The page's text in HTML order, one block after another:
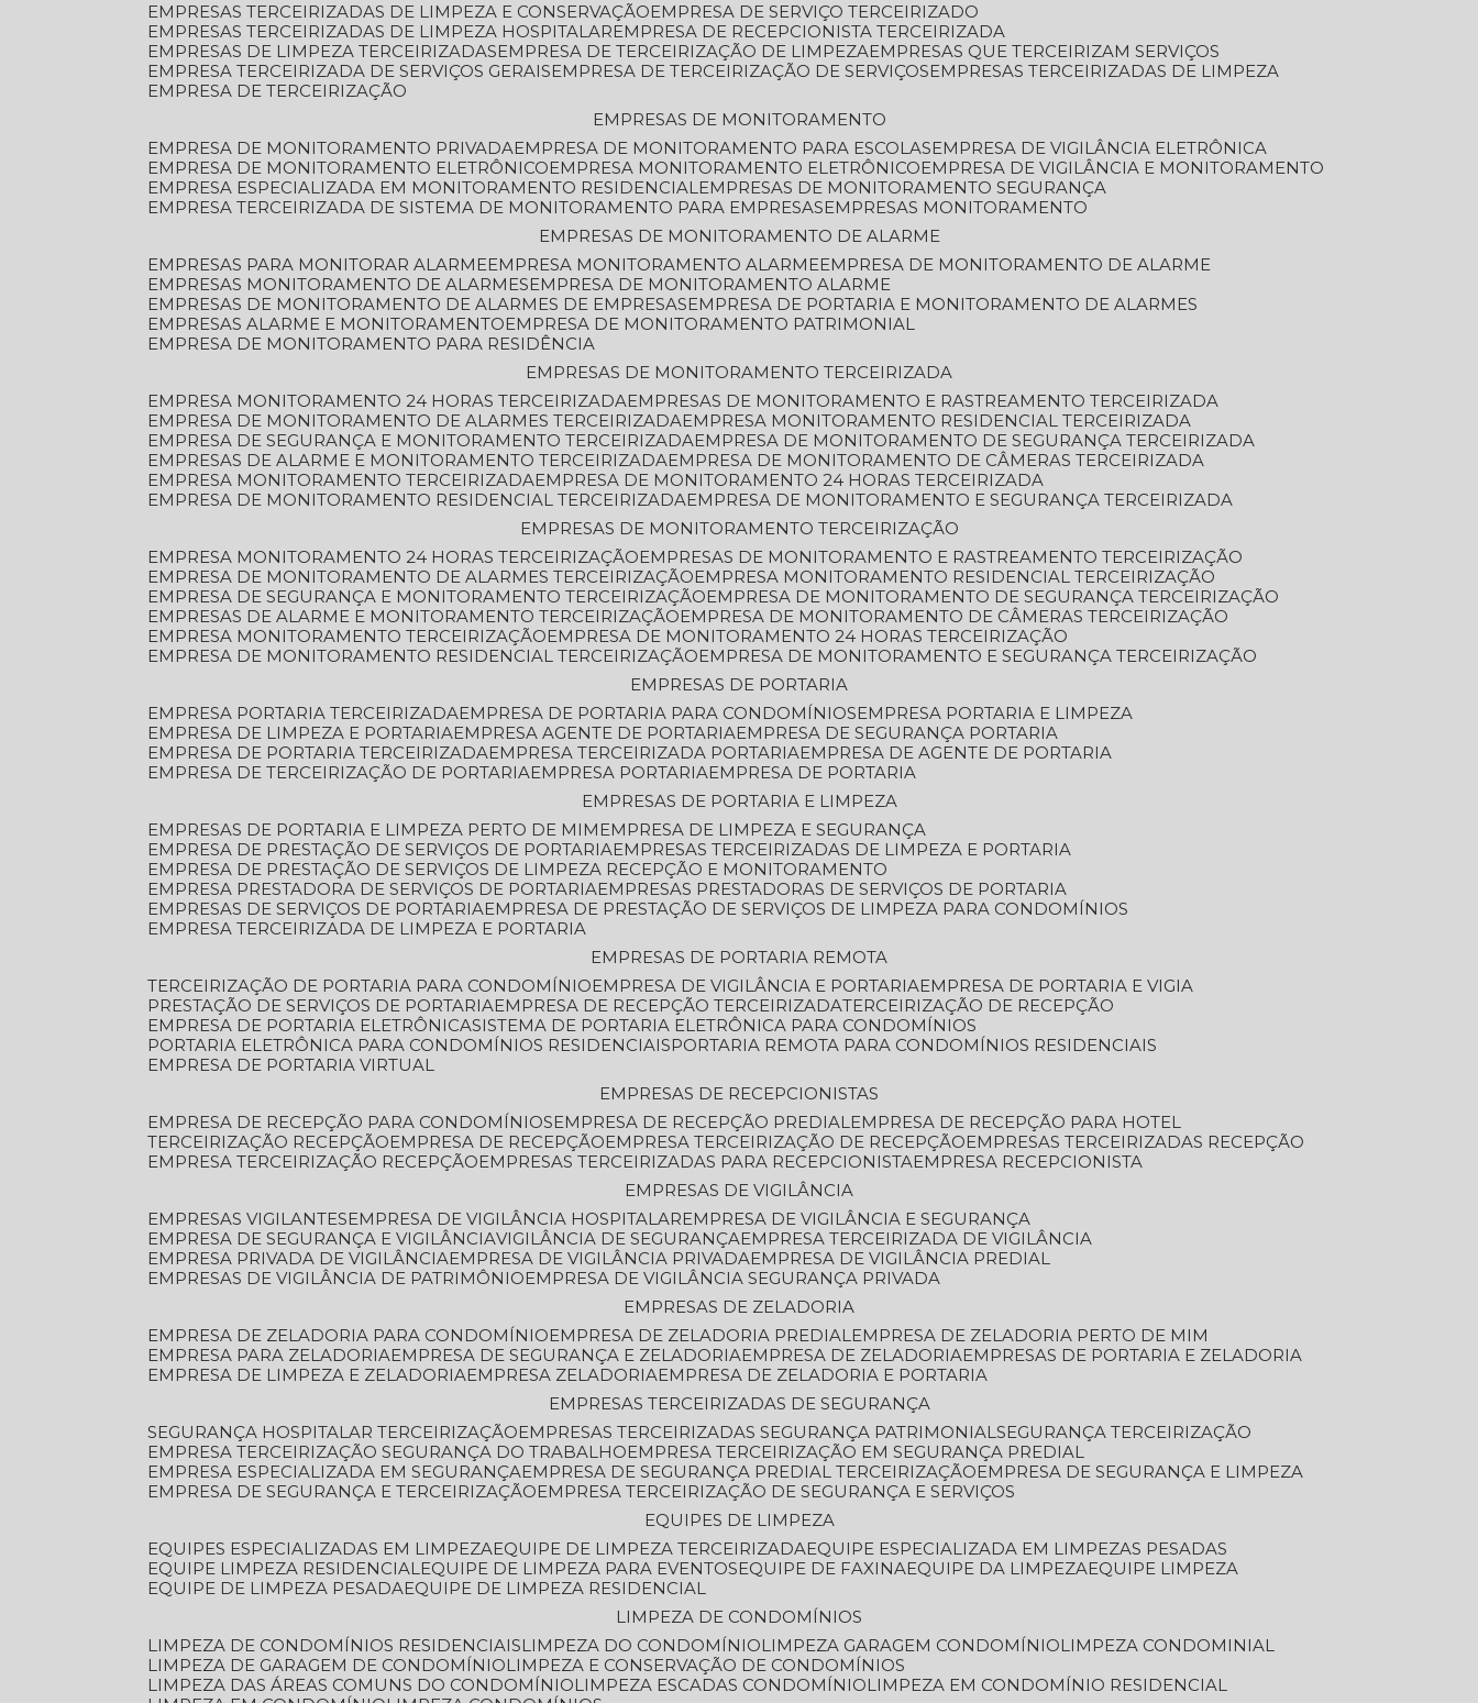
EMPRESAS TERCEIRIZADAS DE LIMPEZA E CONSERVAÇÃO
EMPRESA DE SERVIÇO TERCEIRIZADO
EMPRESAS TERCEIRIZADAS DE LIMPEZA HOSPITALAR
EMPRESA DE RECEPCIONISTA TERCEIRIZADA
EMPRESAS DE LIMPEZA TERCEIRIZADAS
EMPRESA DE TERCEIRIZAÇÃO DE LIMPEZA
EMPRESAS QUE TERCEIRIZAM SERVIÇOS
EMPRESA TERCEIRIZADA DE SERVIÇOS GERAIS
EMPRESA DE TERCEIRIZAÇÃO DE SERVIÇOS
EMPRESAS TERCEIRIZADAS DE LIMPEZA
EMPRESA DE TERCEIRIZAÇÃO
EMPRESAS DE MONITORAMENTO
EMPRESA DE MONITORAMENTO PRIVADA
EMPRESA DE MONITORAMENTO PARA ESCOLAS
EMPRESA DE VIGILÂNCIA ELETRÔNICA
EMPRESA DE MONITORAMENTO ELETRÔNICO
EMPRESA MONITORAMENTO ELETRÔNICO
EMPRESA DE VIGILÂNCIA E MONITORAMENTO
EMPRESA ESPECIALIZADA EM MONITORAMENTO RESIDENCIAL
EMPRESAS DE MONITORAMENTO SEGURANÇA
EMPRESA TERCEIRIZADA DE SISTEMA DE MONITORAMENTO PARA EMPRESAS
EMPRESAS MONITORAMENTO
EMPRESAS DE MONITORAMENTO DE ALARME
EMPRESAS PARA MONITORAR ALARME
EMPRESA MONITORAMENTO ALARME
EMPRESA DE MONITORAMENTO DE ALARME
EMPRESAS MONITORAMENTO DE ALARMES
EMPRESA DE MONITORAMENTO ALARME
EMPRESAS DE MONITORAMENTO DE ALARMES DE EMPRESAS
EMPRESA DE PORTARIA E MONITORAMENTO DE ALARMES
EMPRESAS ALARME E MONITORAMENTO
EMPRESA DE MONITORAMENTO PATRIMONIAL
EMPRESA DE MONITORAMENTO PARA RESIDÊNCIA
EMPRESAS DE MONITORAMENTO TERCEIRIZADA
EMPRESA MONITORAMENTO 24 HORAS TERCEIRIZADA
EMPRESAS DE MONITORAMENTO E RASTREAMENTO TERCEIRIZADA
EMPRESA DE MONITORAMENTO DE ALARMES TERCEIRIZADA
EMPRESA MONITORAMENTO RESIDENCIAL TERCEIRIZADA
EMPRESA DE SEGURANÇA E MONITORAMENTO TERCEIRIZADA
EMPRESA DE MONITORAMENTO DE SEGURANÇA TERCEIRIZADA
EMPRESAS DE ALARME E MONITORAMENTO TERCEIRIZADA
EMPRESA DE MONITORAMENTO DE CÂMERAS TERCEIRIZADA
EMPRESA MONITORAMENTO TERCEIRIZADA
EMPRESA DE MONITORAMENTO 24 HORAS TERCEIRIZADA
EMPRESA DE MONITORAMENTO RESIDENCIAL TERCEIRIZADA
EMPRESA DE MONITORAMENTO E SEGURANÇA TERCEIRIZADA
EMPRESAS DE MONITORAMENTO TERCEIRIZAÇÃO
EMPRESA MONITORAMENTO 24 HORAS TERCEIRIZAÇÃO
EMPRESAS DE MONITORAMENTO E RASTREAMENTO TERCEIRIZAÇÃO
EMPRESA DE MONITORAMENTO DE ALARMES TERCEIRIZAÇÃO
EMPRESA MONITORAMENTO RESIDENCIAL TERCEIRIZAÇÃO
EMPRESA DE SEGURANÇA E MONITORAMENTO TERCEIRIZAÇÃO
EMPRESA DE MONITORAMENTO DE SEGURANÇA TERCEIRIZAÇÃO
EMPRESAS DE ALARME E MONITORAMENTO TERCEIRIZAÇÃO
EMPRESA DE MONITORAMENTO DE CÂMERAS TERCEIRIZAÇÃO
EMPRESA MONITORAMENTO TERCEIRIZAÇÃO
EMPRESA DE MONITORAMENTO 24 HORAS TERCEIRIZAÇÃO
EMPRESA DE MONITORAMENTO RESIDENCIAL TERCEIRIZAÇÃO
EMPRESA DE MONITORAMENTO E SEGURANÇA TERCEIRIZAÇÃO
EMPRESAS DE PORTARIA
EMPRESA PORTARIA TERCEIRIZADA
EMPRESA DE PORTARIA PARA CONDOMÍNIOS
EMPRESA PORTARIA E LIMPEZA
EMPRESA DE LIMPEZA E PORTARIA
EMPRESA AGENTE DE PORTARIA
EMPRESA DE SEGURANÇA PORTARIA
EMPRESA DE PORTARIA TERCEIRIZADA
EMPRESA TERCEIRIZADA PORTARIA
EMPRESA DE AGENTE DE PORTARIA
EMPRESA DE TERCEIRIZAÇÃO DE PORTARIA
EMPRESA PORTARIA
EMPRESA DE PORTARIA
EMPRESAS DE PORTARIA E LIMPEZA
EMPRESAS DE PORTARIA E LIMPEZA PERTO DE MIM
EMPRESA DE LIMPEZA E SEGURANÇA
EMPRESA DE PRESTAÇÃO DE SERVIÇOS DE PORTARIA
EMPRESAS TERCEIRIZADAS DE LIMPEZA E PORTARIA
EMPRESA DE PRESTAÇÃO DE SERVIÇOS DE LIMPEZA RECEPÇÃO E MONITORAMENTO
EMPRESA PRESTADORA DE SERVIÇOS DE PORTARIA
EMPRESAS PRESTADORAS DE SERVIÇOS DE PORTARIA
EMPRESAS DE SERVIÇOS DE PORTARIA
EMPRESA DE PRESTAÇÃO DE SERVIÇOS DE LIMPEZA PARA CONDOMÍNIOS
EMPRESA TERCEIRIZADA DE LIMPEZA E PORTARIA
EMPRESAS DE PORTARIA REMOTA
TERCEIRIZAÇÃO DE PORTARIA PARA CONDOMÍNIO
EMPRESA DE VIGILÂNCIA E PORTARIA
EMPRESA DE PORTARIA E VIGIA
PRESTAÇÃO DE SERVIÇOS DE PORTARIA
EMPRESA DE RECEPÇÃO TERCEIRIZADA TERCEIRIZAÇÃO DE RECEPÇÃO
EMPRESA DE PORTARIA ELETRÔNICA SISTEMA DE PORTARIA ELETRÔNICA PARA CONDOMÍNIOS
PORTARIA ELETRÔNICA PARA CONDOMÍNIOS RESIDENCIAIS
PORTARIA REMOTA PARA CONDOMÍNIOS RESIDENCIAIS
EMPRESA DE PORTARIA VIRTUAL
EMPRESAS DE RECEPCIONISTAS
EMPRESA DE RECEPÇÃO PARA CONDOMÍNIOS
EMPRESA DE RECEPÇÃO PREDIAL
EMPRESA DE RECEPÇÃO PARA HOTEL
TERCEIRIZAÇÃO RECEPÇÃO
EMPRESA DE RECEPÇÃO EMPRESA TERCEIRIZAÇÃO DE RECEPÇÃO
EMPRESAS TERCEIRIZADAS RECEPÇÃO
EMPRESA TERCEIRIZAÇÃO RECEPÇÃO
EMPRESAS TERCEIRIZADAS PARA RECEPCIONISTA
EMPRESA RECEPCIONISTA
EMPRESAS DE VIGILÂNCIA
EMPRESAS VIGILANTES
EMPRESA DE VIGILÂNCIA HOSPITALAR
EMPRESA DE VIGILÂNCIA E SEGURANÇA
EMPRESA DE SEGURANÇA E VIGILÂNCIA VIGILÂNCIA DE SEGURANÇA
EMPRESA TERCEIRIZADA DE VIGILÂNCIA
EMPRESA PRIVADA DE VIGILÂNCIA
EMPRESA DE VIGILÂNCIA PRIVADA
EMPRESA DE VIGILÂNCIA PREDIAL
EMPRESAS DE VIGILÂNCIA DE PATRIMÔNIO
EMPRESA DE VIGILÂNCIA SEGURANÇA PRIVADA
EMPRESAS DE ZELADORIA
EMPRESA DE ZELADORIA PARA CONDOMÍNIO
EMPRESA DE ZELADORIA PREDIAL
EMPRESA DE ZELADORIA PERTO DE MIM
EMPRESA PARA ZELADORIA
EMPRESA DE SEGURANÇA E ZELADORIA EMPRESA DE ZELADORIA
EMPRESAS DE PORTARIA E ZELADORIA
EMPRESA DE LIMPEZA E ZELADORIA
EMPRESA ZELADORIA
EMPRESA DE ZELADORIA E PORTARIA
EMPRESAS TERCEIRIZADAS DE SEGURANÇA
SEGURANÇA HOSPITALAR TERCEIRIZAÇÃO
EMPRESAS TERCEIRIZADAS SEGURANÇA PATRIMONIAL SEGURANÇA TERCEIRIZAÇÃO
EMPRESA TERCEIRIZAÇÃO SEGURANÇA DO TRABALHO
EMPRESA TERCEIRIZAÇÃO EM SEGURANÇA PREDIAL
EMPRESA ESPECIALIZADA EM SEGURANÇA
EMPRESA DE SEGURANÇA PREDIAL TERCEIRIZAÇÃO
EMPRESA DE SEGURANÇA E LIMPEZA
EMPRESA DE SEGURANÇA E TERCEIRIZAÇÃO
EMPRESA TERCEIRIZAÇÃO DE SEGURANÇA E SERVIÇOS
EQUIPES DE LIMPEZA
EQUIPES ESPECIALIZADAS EM LIMPEZA EQUIPE DE LIMPEZA TERCEIRIZADA EQUIPE ESPECIALIZADA EM LIMPEZAS PESADAS
EQUIPE LIMPEZA RESIDENCIAL EQUIPE DE LIMPEZA PARA EVENTOS EQUIPE DE FAXINA EQUIPE DA LIMPEZA EQUIPE LIMPEZA
EQUIPE DE LIMPEZA PESADA EQUIPE DE LIMPEZA RESIDENCIAL
LIMPEZA DE CONDOMÍNIOS
LIMPEZA DE CONDOMÍNIOS RESIDENCIAIS
LIMPEZA DO CONDOMÍNIO LIMPEZA GARAGEM CONDOMÍNIO
LIMPEZA CONDOMINIAL
LIMPEZA DE GARAGEM DE CONDOMÍNIO
LIMPEZA E CONSERVAÇÃO DE CONDOMÍNIOS
LIMPEZA DAS ÁREAS COMUNS DO CONDOMÍNIO
LIMPEZA ESCADAS CONDOMÍNIO
LIMPEZA EM CONDOMÍNIO RESIDENCIAL